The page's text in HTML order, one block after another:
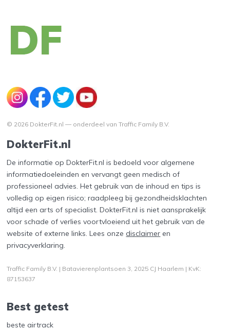
© 2026 DokterFit.nl — onderdeel van Traffic Family B.V.
DokterFit.nl
De informatie op DokterFit.nl is bedoeld voor algemene
informatiedoeleinden en vervangt geen medisch of
professioneel advies. Het gebruik van de inhoud en tips is
volledig op eigen risico; raadpleeg bij gezondheidsklachten
altijd een arts of specialist. DokterFit.nl is niet aansprakelijk
voor schade of verlies voortvloeiend uit het gebruik van de
website of externe links. Lees onzedisclaimer en
privacyverklaring.
Traffic Family B.V. | Batavierenplantsoen 3, 2025 CJ Haarlem | KvK:
87153637
Best getest
beste airtrack